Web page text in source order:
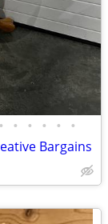
• • • • • •
Bargains